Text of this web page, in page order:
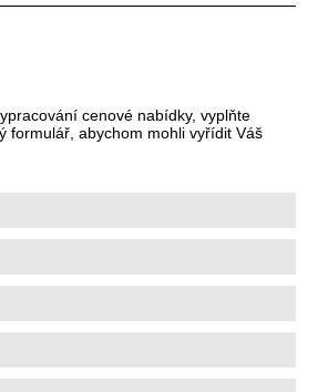
cenové nabídky, vyplňte
formulář, abychom mohli vyřídit Váš